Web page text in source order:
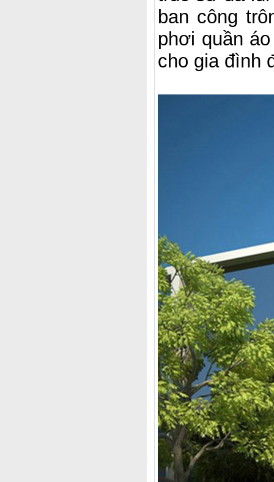
ban công
phơi quần
cho gia đình